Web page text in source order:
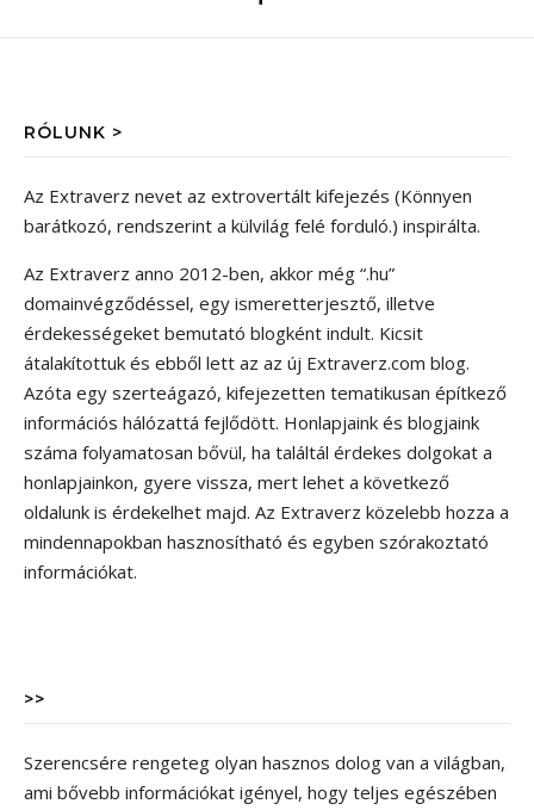
RÓLUNK >
Az Extraverz nevet az extrovertált kifejezés (Könnyen
barátkozó, rendszerint a külvilág felé forduló.) inspirálta.
Az Extraverz anno 2012-ben, akkor még “.hu”
domainvégződéssel, egy ismeretterjesztő, illetve
érdekességeket bemutató blogként indult. Kicsit
átalakítottuk és ebből lett az az új Extraverz.com blog.
Azóta egy szerteágazó, kifejezetten tematikusan építkező
információs hálózattá fejlődött. Honlapjaink és blogjaink
száma folyamatosan bővül, ha találtál érdekes dolgokat a
honlapjainkon, gyere vissza, mert lehet a következő
oldalunk is érdekelhet majd. Az Extraverz közelebb hozza a
mindennapokban hasznosítható és egyben szórakoztató
információkat.
>>
Szerencsére rengeteg olyan hasznos dolog van a világban,
ami bővebb információkat igényel, hogy teljes egészében